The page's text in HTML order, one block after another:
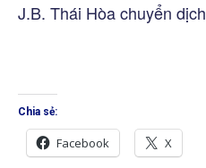
J.B. Thái Hòa chuyển dịch
Chia sẻ:
Facebook X